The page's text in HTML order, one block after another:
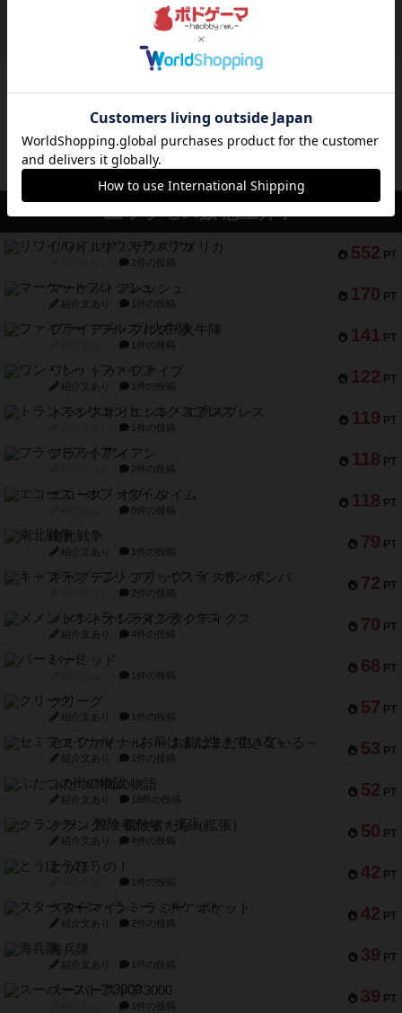
初プレイの感想です。ウイングスパン履修済のコ
メントとなります。ウイング...
by daisdice
ボドゲーマのアプリ版はこちら
アクセス数 急上昇中
552 PT
リワイルド：サウスアメリカ
2件の投稿
170 PT
マーケットフレッシュ
紹介文あり 1件の投稿
141 PT
ファイアー・ブルズ / 火牛陣
1件の投稿
122 PT
ワン・トゥ・ファイブ
紹介文あり 1件の投稿
119 PT
トランスオリエント・エクスプレス
1件の投稿
118 PT
フラットアイアン
2件の投稿
118 PT
エコーズ・オブ・タイム
8件の投稿
79 PT
南北戦争
紹介文あり 1件の投稿
72 PT
キャプテン・フリップ：イスラ・ボンバ
2件の投稿
70 PT
メメントオンラインタクティクス
紹介文あり 4件の投稿
68 PT
パーミッド
1件の投稿
57 PT
クリーグ
紹介文あり 1件の投稿
53 PT
セミファイナル ～お前はまだ生きている～
紹介文あり 1件の投稿
52 PT
ふたつの街の物語
紹介文あり 18件の投稿
50 PT
クランク! ：冒険者たち（拡張）
紹介文あり 4件の投稿
42 PT
とうほうの！
1件の投稿
42 PT
スターマイン・ラミー ポケット
紹介文あり 2件の投稿
39 PT
海兵隊
紹介文あり 1件の投稿
39 PT
スーパーストア3000
1件の投稿